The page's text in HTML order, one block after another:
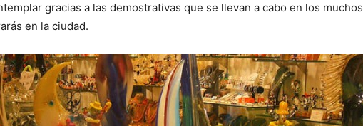
gracias a las demostrativas que se llevan a cabo en los muchos
en la ciudad.